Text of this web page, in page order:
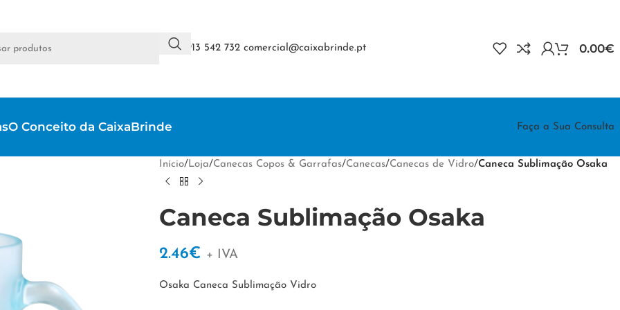
+351 913 542 732 comercial@caixabrinde.pt 0.00€
O Conceito da CaixaBrinde Faça a Sua Consulta
Início/Loja/Canecas Copos & Garrafas/Canecas/Canecas de Vidro/Caneca Sublimação Osaka
Caneca Sublimação Osaka
2.46€ + IVA
Osaka Caneca Sublimação Vidro